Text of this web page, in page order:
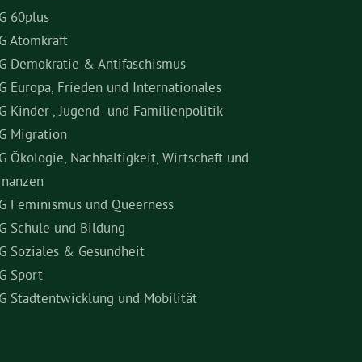
60plus
Atomkraft
Demokratie & Antifaschismus
Europa, Frieden und Internationales
Kinder-, Jugend- und Familienpolitik
Migration
Ökologie, Nachhaltigkeit, Wirtschaft und
Feminismus und Queerness
Schule und Bildung
Soziales & Gesundheit
Sport
Stadtentwicklung und Mobilität